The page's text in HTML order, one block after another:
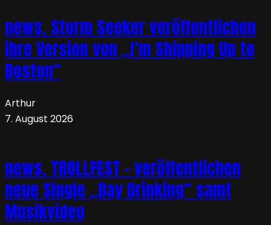
news. Storm Seeker veröffentlichen
ihre Version von „I’m Shipping Up to
Boston“
Arthur
7. August 2026
news. TROLLFEST – veröffentlichen
neue Single „Day Drinking“ samt
Musikvideo